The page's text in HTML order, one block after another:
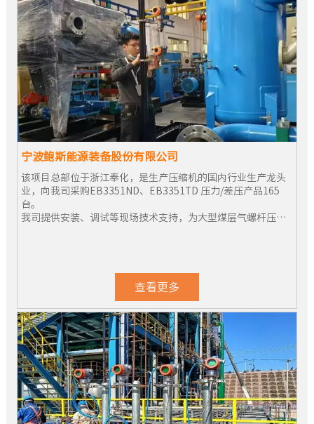
宁波鲍斯能源装备股份有限公司
该项目总部位于浙江奉化，是生产压缩机的国内行业生产龙头
业，向我司采购EB3351ND、EB3351TD 压力/差压产品165
台。
我司提供安装、调试等现场技术支持，为大型煤层气螺杆压缩
查看更多